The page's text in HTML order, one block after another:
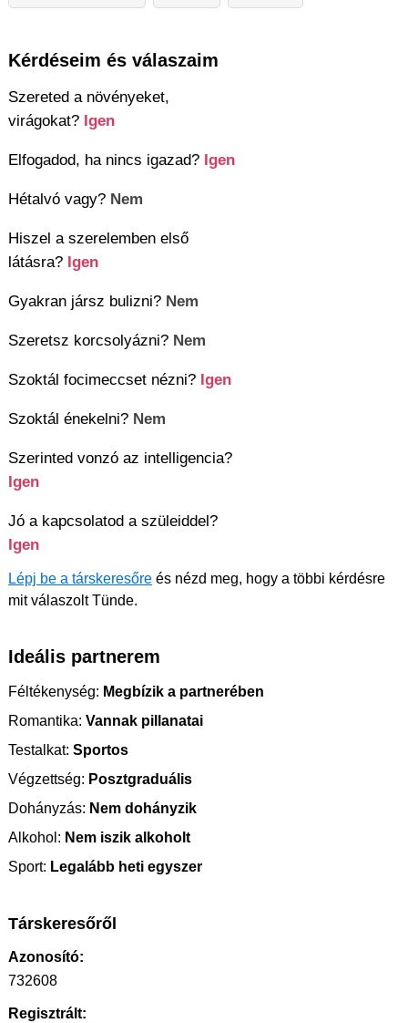
Kérdéseim és válaszaim
Szereted a növényeket,
virágokat? Igen
Elfogadod, ha nincs igazad? Igen
Hétalvó vagy? Nem
Hiszel a szerelemben első
látásra? Igen
Gyakran jársz bulizni? Nem
Szeretsz korcsolyázni? Nem
Szoktál focimeccset nézni? Igen
Szoktál énekelni? Nem
Szerinted vonzó az intelligencia?
Igen
Jó a kapcsolatod a szüleiddel?
Igen
Lépj be a társkeresőre és nézd meg, hogy a többi kérdésre
mit válaszolt Tünde.
Ideális partnerem
Féltékenység: Megbízik a partnerében
Romantika: Vannak pillanatai
Testalkat: Sportos
Végzettség: Posztgraduális
Dohányzás: Nem dohányzik
Alkohol: Nem iszik alkoholt
Sport: Legalább heti egyszer
Társkeresőről
Azonosító:
732608
Regisztrált: